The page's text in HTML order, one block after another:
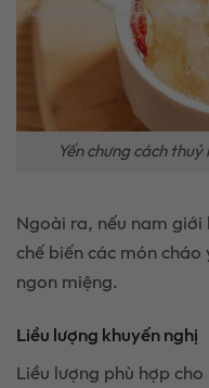
Yến chưng cách
Ngoài ra, nếu nam
chế biến các món
ngon miệng.
Liều lượng khuyến nghị
Liều lượng phù hợp